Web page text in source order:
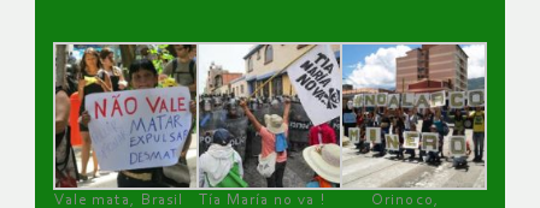
Vale mata, Brasil Tía María no va ! Orinoco,